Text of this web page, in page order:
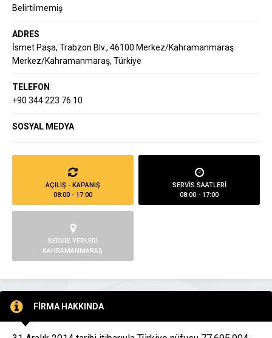
Belirtilmemiş
ADRES
İsmet Paşa, Trabzon Blv., 46100 Merkez/Kahramanmaraş
Merkez/Kahramanmaraş, Türkiye
TELEFON
+90 344 223 76 10
SOSYAL MEDYA
AÇILIŞ - KAPANIŞ
08:00 - 17:00
SERVİS SAATLERİ
08:00 - 17:00
SERVİS YERLERİ
KAHRAMANMARAŞ
FİRMA HAKKINDA